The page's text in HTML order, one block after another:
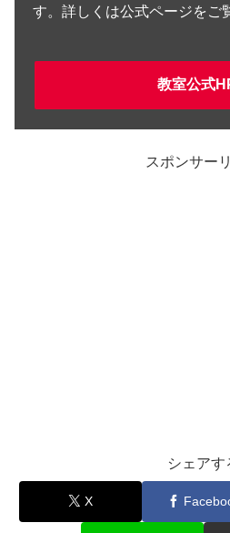
す。詳しくは公式ページをご
教室公式
スポンサー
シェアす
X